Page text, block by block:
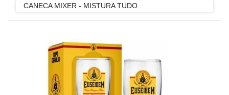
CANECA MIXER - MISTURA TUDO